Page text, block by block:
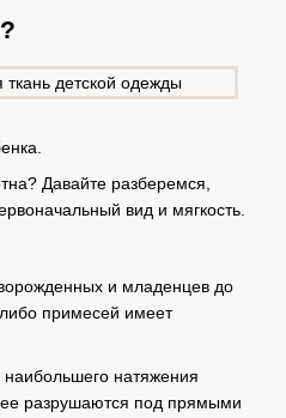
Давайте разберемся,
вид и мягкость.
и младенцев до
либо примесей имеет
наибольшего натяжения
разрушаются под прямыми